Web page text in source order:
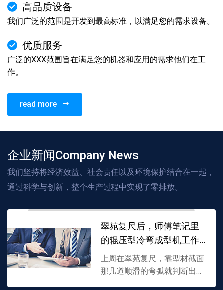
高品质设备
我们广泛的范围是开发到最高标准，以满足您的需求设备。
优质服务
广泛的XXX范围旨在满足您的机器和应用的需求他们在工
作。
read more
企业新闻Company News
我们坚持将经济效益、社会责任以及环境保护结合在一起，
通过科学与创新，整个生产过程中实现了零排放。
翠苑复尺后，师傅笔记里
的辊压型冷弯成型机工作
原理
上周在翠苑复尺，靠型材截面
那几道顺滑的弯弧就判断出辊